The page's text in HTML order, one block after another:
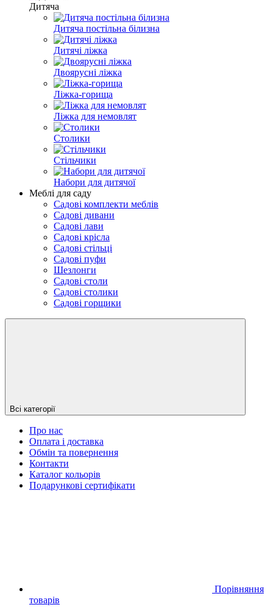
Дитяча
Дитяча постільна білизна
Дитячі ліжка
Двоярусні ліжка
Ліжка-горища
Ліжка для немовлят
Столики
Стільчики
Набори для дитячої
Меблі для саду
Садові комплекти меблів
Садові дивани
Садові лави
Садові крісла
Садові стільці
Садові пуфи
Шезлонги
Садові столи
Садові столики
Садові горщики
Всі категорії
Про нас
Оплата і доставка
Обмін та повернення
Контакти
Каталог кольорів
Подарункові сертифікати
Порівняння
товарів